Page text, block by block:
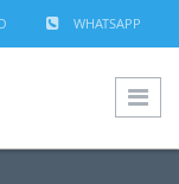
WHATSAPP